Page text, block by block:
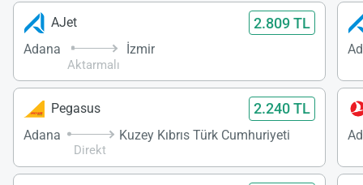
AJet 2.809 TL
Adana
Aktarmalı
İzmir
Pegasus 2.240 TL
Adana
Direkt
Kuzey Kıbrıs Türk Cumhuriyeti